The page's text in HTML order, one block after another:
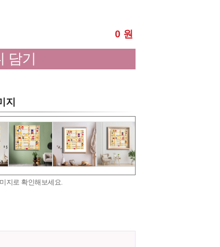
0 원
담기
지
지로 확인해보세요.